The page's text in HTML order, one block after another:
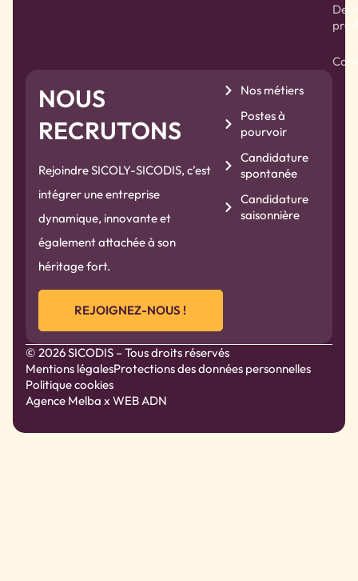
NOUS
RECRUTONS
Rejoindre SICOLY-SICODIS, c’est
intégrer une entreprise
dynamique, innovante et
également attachée à son
héritage fort.
REJOIGNEZ-NOUS !
Nos métiers
Postes à
pourvoir
Candidature
spontanée
Candidature
saisonnière
© 2026 SICODIS – Tous droits réservés
Mentions légalesProtections des données personnelles
Politique cookies
Agence Melba x WEB ADN